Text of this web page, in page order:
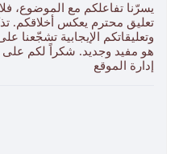
يسرّنا تفاعلكم مع الموضوع،
تعليق محترم يعكس أخلاقكم.
وتعليقاتكم الإيجابية تشجّعنا
هو مفيد وجديد. شكراً لكم على
إدارة الموقع